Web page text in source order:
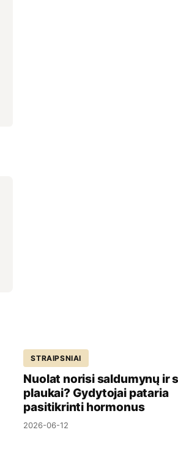
STRAIPSNIAI
Nuolat norisi saldumynų ir
plaukai? Gydytojai pataria
pasitikrinti hormonus
2026-06-12